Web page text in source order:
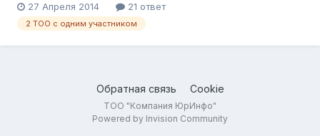
присоединяемого ТОО и присоединяющего ТОО общий ед.
участник. Согласно, информации в законе о ТОО и ТДО,
27 Апреля 2014 21 ответ
2 ТОО с одним участником
Обратная связь Cookie
ТОО "Компания ЮрИнфо"
Powered by Invision Community